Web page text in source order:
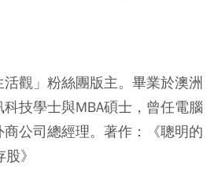
活觀」粉絲團版主。畢業於澳洲
技學士與MBA碩士，曾任電腦
公司總經理。著作：《聰明的
》